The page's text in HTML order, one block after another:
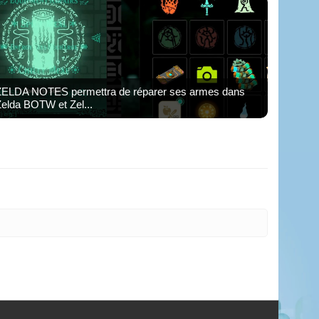
NOTES permettra de réparer ses armes dans
BOTW et Zel...